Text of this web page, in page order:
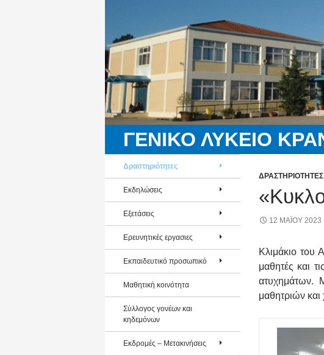
ΓΕΝΙΚΟ ΛΥΚΕΙΟ
ΔΡΑΣΤΗΡΙΌΤΗΤΕΣ
12 ΜΑΪ́ΟΥ 2023
Κλιμάκιο του
μαθητές και
ατυχημάτων.
μαθητριών
Δραστηριότητες
Εκδηλώσεις
Εξετάσεις
Ερευνητικές εργασιες
Εκπαιδευτικό προσωπικό
Μαθητική κοινότητα
Σύλλογος γονέων και
κηδεμόνων
Εκδρομές – Μετακινήσεις